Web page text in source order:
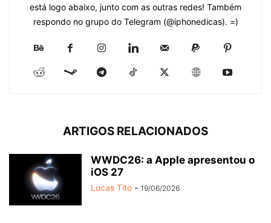
está logo abaixo, junto com as outras redes! Também
respondo no grupo do Telegram (@iphonedicas). =)
ARTIGOS RELACIONADOS
WWDC26: a Apple apresentou o
iOS 27
Lucas Tito - 19/06/2026